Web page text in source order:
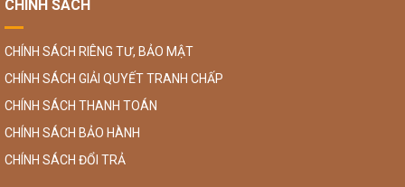
CHÍNH SÁCH
CHÍNH SÁCH RIÊNG TƯ, BẢO MẬT
CHÍNH SÁCH GIẢI QUYẾT TRANH CHẤP
CHÍNH SÁCH THANH TOÁN
CHÍNH SÁCH BẢO HÀNH
CHÍNH SÁCH ĐỔI TRẢ